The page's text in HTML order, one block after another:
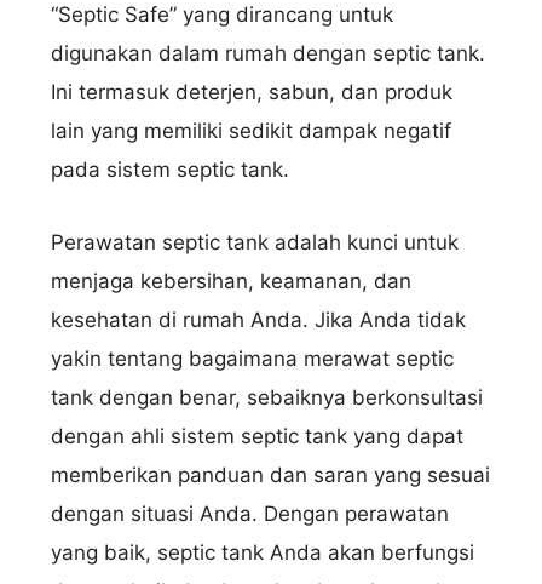
“Septic Safe” yang dirancang untuk
digunakan dalam rumah dengan septic tank.
Ini termasuk deterjen, sabun, dan produk
lain yang memiliki sedikit dampak negatif
pada sistem septic tank.
Perawatan septic tank adalah kunci untuk
menjaga kebersihan, keamanan, dan
kesehatan di rumah Anda. Jika Anda tidak
yakin tentang bagaimana merawat septic
tank dengan benar, sebaiknya berkonsultasi
dengan ahli sistem septic tank yang dapat
memberikan panduan dan saran yang sesuai
dengan situasi Anda. Dengan perawatan
yang baik, septic tank Anda akan berfungsi